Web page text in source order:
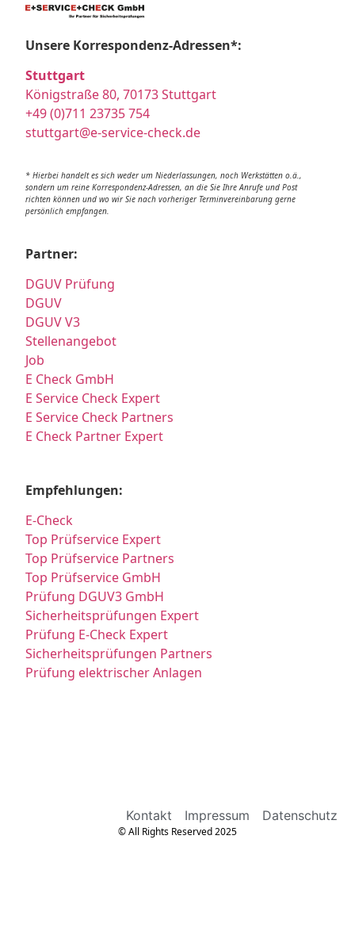
Unsere Korrespondenz-Adressen*:
Stuttgart
Königstraße 80, 70173 Stuttgart
+49 (0)711 23735 754
stuttgart@e-service-check.de
* Hierbei handelt es sich weder um Niederlassungen, noch Werkstätten o.ä.,
sondern um reine Korrespondenz-Adressen, an die Sie Ihre Anrufe und Post
richten können und wo wir Sie nach vorheriger Terminvereinbarung gerne
persönlich empfangen.
Partner:
DGUV Prüfung
DGUV
DGUV V3
Stellenangebot
Job
E Check GmbH
E Service Check Expert
E Service Check Partners
E Check Partner Expert
Empfehlungen:
E-Check
Top Prüfservice Expert
Top Prüfservice Partners
Top Prüfservice GmbH
Prüfung DGUV3 GmbH
Sicherheitsprüfungen Expert
Prüfung E-Check Expert
Sicherheitsprüfungen Partners
Prüfung elektrischer Anlagen
Kontakt Impressum Datenschutz
© All Rights Reserved 2025